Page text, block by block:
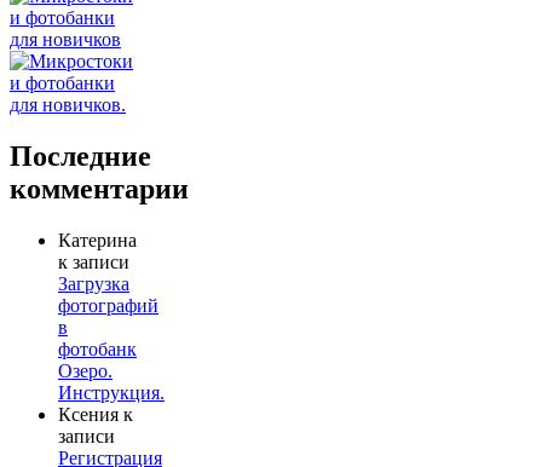
Последние
комментарии
Катерина
к записи
Загрузка
фотографий
в
фотобанк
Озеро.
Инструкция.
Ксения к
записи
Регистрация